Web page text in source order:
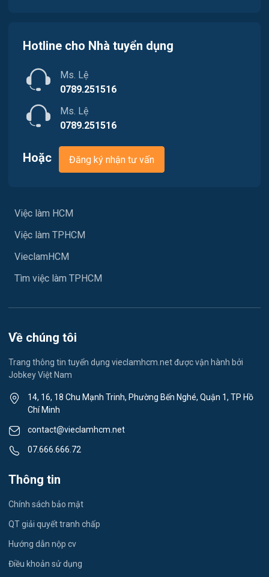
Marketing
Sản xuất / Vận hành sản xuất
Tài chính
Xây dựng
Ngành khác
Vệ sinh công nghiệp
Du lịch
Dược
Tiếng Trung
Việc làm Quận 11
Việc làm Quận 12
Hotline cho Nhà tuyển dụng
Ms. Lệ
0789.251516
Ms. Lệ
0789.251516
Hoặc Đăng ký nhận tư vấn
Việc làm HCM
Việc làm TPHCM
VieclamHCM
Tìm việc làm TPHCM
Về chúng tôi
Trang thông tin tuyển dụng vieclamhcm.net được vận hành bởi
Jobkey Việt Nam
14, 16, 18 Chu Mạnh Trinh, Phường Bến Nghé, Quận 1, TP Hồ
Chí Minh
contact@vieclamhcm.net
07.666.666.72
Thông tin
Chính sách bảo mật
QT giải quyết tranh chấp
Hướng dẫn nộp cv
Điều khoản sử dụng